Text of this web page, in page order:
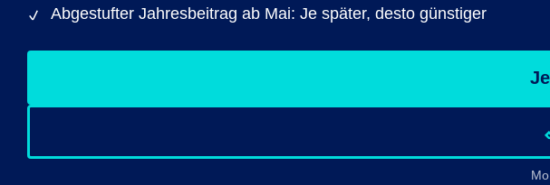
Abgestufter Jahresbeitrag ab Mai: Je später, desto günstiger